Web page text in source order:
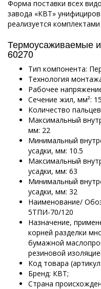
Форма поставки всех
завода «КВТ»
реализуется
Термоусаживаемые
60270
Тип компонента:
Технология
Рабочее
Сечение жил, мм²:
Количество
Максимальный
мм: 22
Минимальный
усадки, мм: 10.5
Максимальный
усадки, мм: 63
Минимальный
усадки, мм: 32
Наименование/
5ТПИ-70/120
Назначение,
корней разделки
бумажной
резиновой
Код товара
Бренд: КВТ;
Страна